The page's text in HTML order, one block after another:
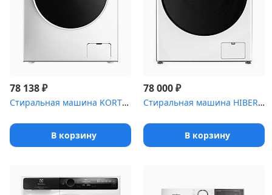
78 138₽
Стиральная машина KORTING KWM 60DS1260
В корзину
78 000₽
Стиральная машина HIBERG i-DDQ9 - 712 W
В корзину